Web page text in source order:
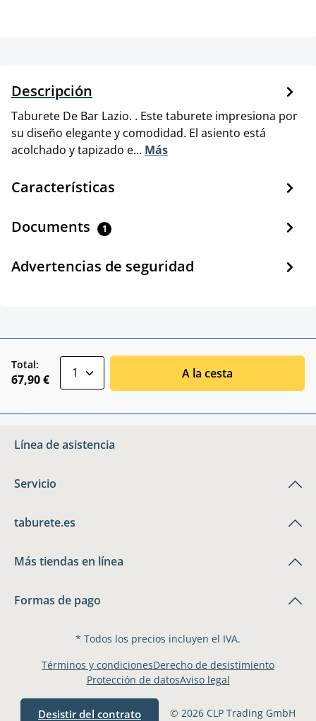
Descripción
Taburete De Bar Lazio. . Este taburete impresiona por
su diseño elegante y comodidad. El asiento está
acolchado y tapizado e… Más
Características
Documents 1
Advertencias de seguridad
Total:
67,90 € A la cesta
Línea de asistencia
Servicio
taburete.es
Más tiendas en línea
Formas de pago
* Todos los precios incluyen el IVA.
Desistir del contrato © 2026 CLP Trading GmbH
Términos y condicionesDerecho de desistimiento
Protección de datosAviso legal